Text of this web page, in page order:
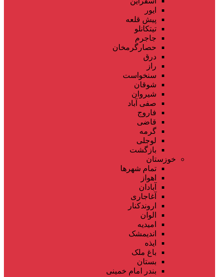
ایور
پیش قلعه
تیتکانلو
جاجرم
حصارگرمخان
درق
راز
سنخواست
شوقان
شیروان
صفی آباد
فاروج
قاضی
گرمه
لوجلی
بازگشت
خوزستان
تمام شهر‌ها
اهواز
آبادان
آغاجاری
اروندکنار
الوان
امیدیه
اندیمشک
ایذه
باغ ملک
بستان
بندر امام خمینی